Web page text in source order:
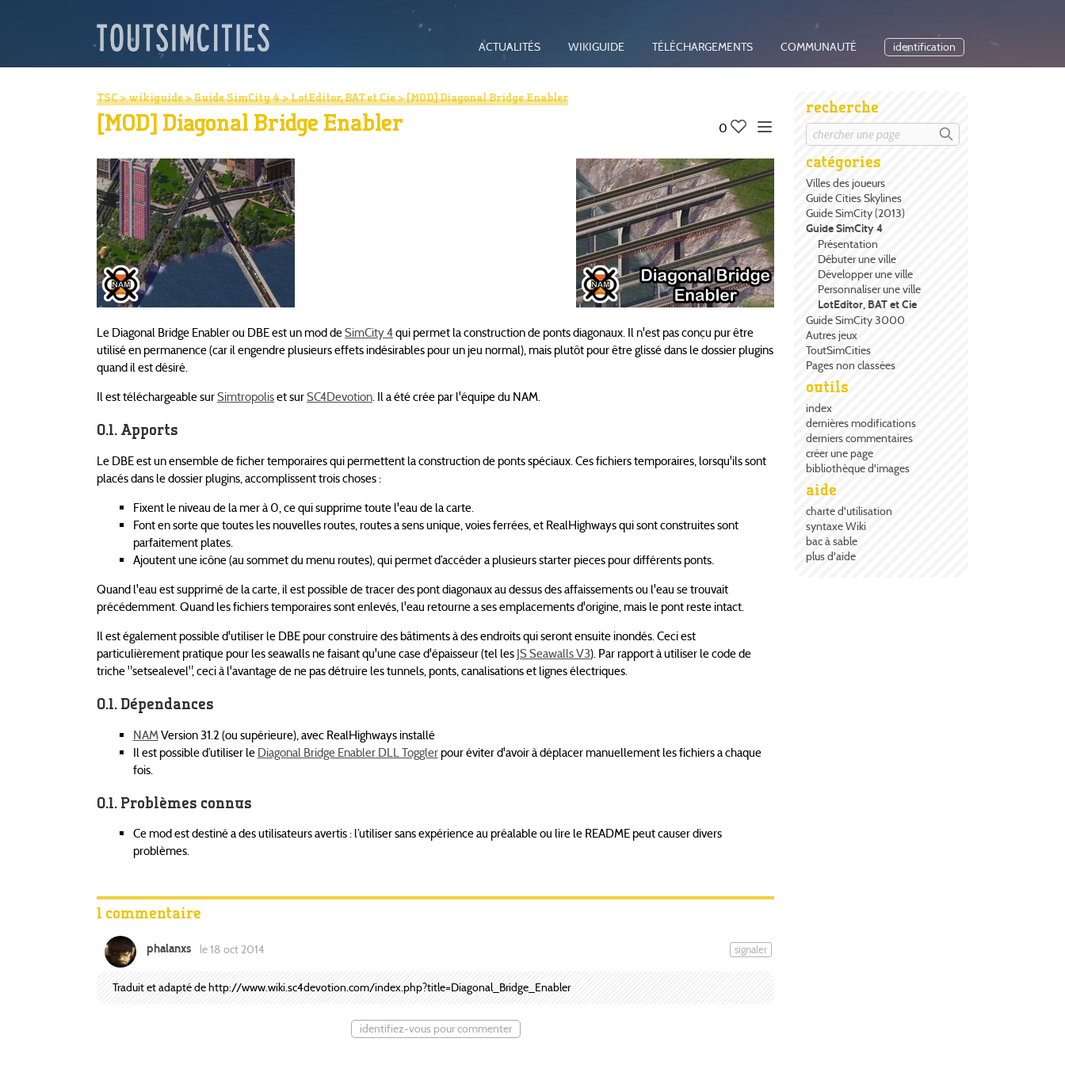
ACTUALITÉS WIKIGUIDE TÉLÉCHARGEMENTS COMMUNAUTÉ identification
recherche
catégories
Villes des joueurs
Guide Cities Skylines
Guide SimCity (2013)
Guide SimCity 4
Présentation
Débuter une ville
Développer une ville
Personnaliser une ville
LotEditor, BAT et Cie
Guide SimCity 3000
Autres jeux
ToutSimCities
Pages non classées
outils
index
dernières modifications
derniers commentaires
créer une page
bibliothèque d'images
aide
charte d'utilisation
syntaxe Wiki
bac à sable
plus d'aide
TSC>wikiguide>Guide SimCity 4>LotEditor, BAT et Cie> [MOD] Diagonal Bridge Enabler
[MOD] Diagonal Bridge Enabler 0
Le Diagonal Bridge Enabler ou DBE est un mod deSimCity 4qui permet la construction de ponts diagonaux. Il n'est pas conçu pur être
utilisé en permanence (car il engendre plusieurs effets indésirables pour un jeu normal), mais plutôt pour être glissé dans le dossier plugins
quand il est désiré.
Il est téléchargeable surSimtropoliset surSC4Devotion. Il a été crée par l'équipe du NAM.
Apports
Le DBE est un ensemble de ficher temporaires qui permettent la construction de ponts spéciaux. Ces fichiers temporaires, lorsqu'ils sont
placés dans le dossier plugins, accomplissent trois choses :
Fixent le niveau de la mer à 0, ce qui supprime toute l'eau de la carte.
Font en sorte que toutes les nouvelles routes, routes a sens unique, voies ferrées, et RealHighways qui sont construites sont
parfaitement plates.
Ajoutent une icône (au sommet du menu routes), qui permet d’accéder a plusieurs starter pieces pour différents ponts.
Quand l'eau est supprimé de la carte, il est possible de tracer des pont diagonaux au dessus des affaissements ou l'eau se trouvait
précédemment. Quand les fichiers temporaires sont enlevés, l'eau retourne a ses emplacements d'origine, mais le pont reste intact.
Il est également possible d'utiliser le DBE pour construire des bâtiments à des endroits qui seront ensuite inondés. Ceci est
particulièrement pratique pour les seawalls ne faisant qu'une case d'épaisseur (tel les JS Seawalls V3). Par rapport à utiliser le code de
triche "setsealevel", ceci à l'avantage de ne pas détruire les tunnels, ponts, canalisations et lignes électriques.
Dépendances
NAMVersion 31.2 (ou supérieure), avec RealHighways installé
Il est possible d’utiliser le Diagonal Bridge Enabler DLL Togglerpour éviter d'avoir à déplacer manuellement les fichiers a chaque
fois.
Problèmes connus
Ce mod est destiné a des utilisateurs avertis : l’utiliser sans expérience au préalable ou lire le README peut causer divers
problèmes.
1 commentaire
phalanxs le 18 oct 2014 signaler
Traduit et adapté de http://www.wiki.sc4devotion.com/index.php?title=Diagonal_Bridge_Enabler
identifiez-vous pour commenter